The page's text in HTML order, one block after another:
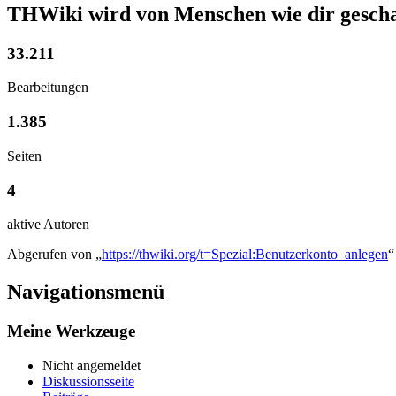
THWiki wird von Menschen wie dir
33.211
Bearbeitungen
1.385
Seiten
4
aktive Autoren
Abgerufen von „https://thwiki.org/t=Spezial:Benutzerkonto_anlegen“
Navigationsmenü
Meine Werkzeuge
Nicht angemeldet
Diskussionsseite